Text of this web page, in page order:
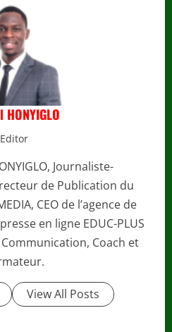
HONYIGLO
Editor
Journaliste-
de Publication du
CEO de l’agence de
en ligne EDUC-PLUS
Coach et
View All Posts